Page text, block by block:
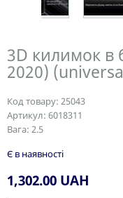
3D килимок в
2020)
Код товару: 25043
Артикул: 6018311
Вага: 2.5
Є в наявності
1,302.00 UAH